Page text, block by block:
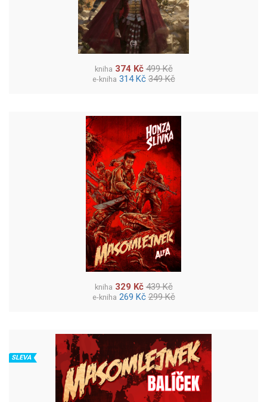
kniha 374 Kč 499 Kč
e-kniha 314 Kč 349 Kč
kniha 329 Kč 439 Kč
e-kniha 269 Kč 299 Kč
SLEVA